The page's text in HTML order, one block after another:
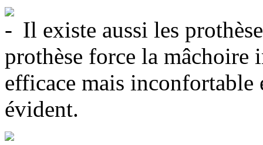
Il existe aussi les
prothèse force la mâchoire
efficace mais inconfortable
évident.